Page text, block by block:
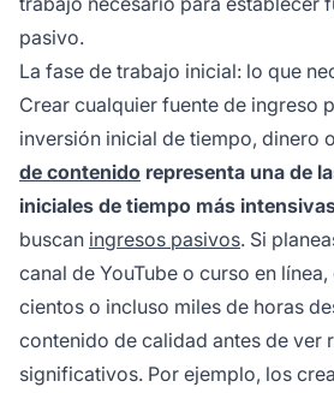
pasivo.
La fase de trabajo inicial: lo que
Crear cualquier fuente de ingreso
inversión inicial de tiempo, dinero
de contenido representa una de
iniciales de tiempo más
buscan ingresos pasivos. Si
canal de YouTube o curso en
cientos o incluso miles de horas
contenido de calidad antes de ver
significativos. Por ejemplo, los